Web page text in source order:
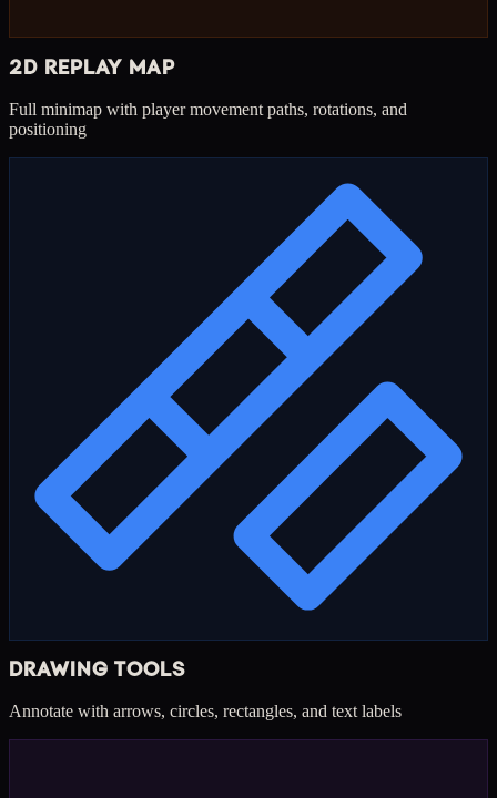
2D REPLAY MAP
Full minimap with player movement paths, rotations, and
positioning
DRAWING TOOLS
Annotate with arrows, circles, rectangles, and text labels